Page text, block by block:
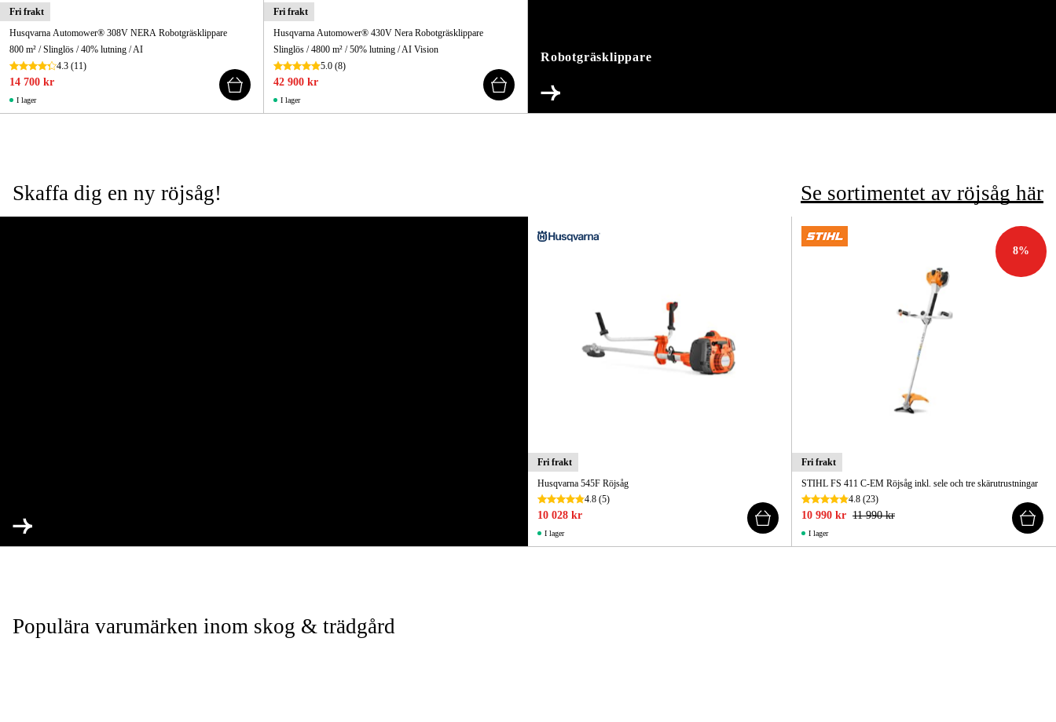
Fri frakt
Husqvarna Automower® 308V NERA Robotgräsklippare
800 m² / Slinglös / 40% lutning / AI
4.3 (11)
14 700 kr
I lager
Fri frakt
Husqvarna Automower® 430V Nera Robotgräsklippare
Slinglös / 4800 m² / 50% lutning / AI Vision
5.0 (8)
42 900 kr
I lager
Robotgräsklippare
Skaffa dig en ny röjsåg! Se sortimentet av röjsåg här
Fri frakt
Husqvarna 545F Röjsåg
4.8 (5)
10 028 kr
I lager
8%
Fri frakt
STIHL FS 411 C-EM Röjsåg inkl. sele och tre skärutrustningar
4.8 (23)
10 990 kr 11 990 kr
I lager
Populära varumärken inom skog & trädgård